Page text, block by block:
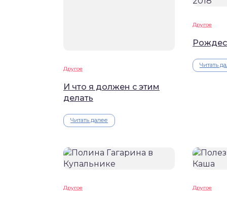
Другое
И что я должен с этим
делать
Читать далее
Другое
Читать
Другое Другое